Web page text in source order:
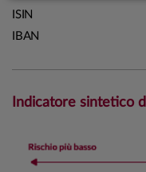
ISIN
IBAN
Indicatore sintetico